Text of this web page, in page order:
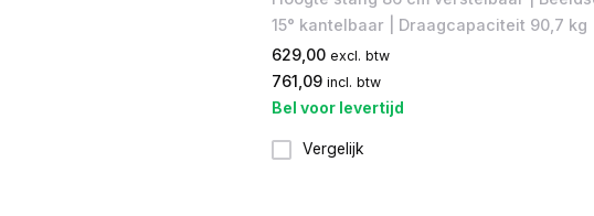
15° kantelbaar | Draagcapaciteit 90,7 kg
629,00 excl. btw
761,09 incl. btw
Bel voor levertijd
Vergelijk